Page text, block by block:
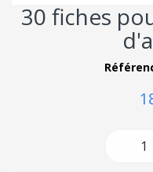
30 fiches